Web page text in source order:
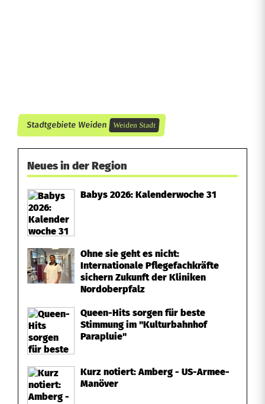
v
e
Stadtgebiete Weiden Weiden Stadt
Neues in der Region
Babys 2026: Kalenderwoche 31
Ohne sie geht es nicht:
Internationale Pflegefachkräfte
sichern Zukunft der Kliniken
Nordoberpfalz
Queen-Hits sorgen für beste
Stimmung im "Kulturbahnhof
Parapluie"
Kurz notiert: Amberg - US-Armee-
Manöver